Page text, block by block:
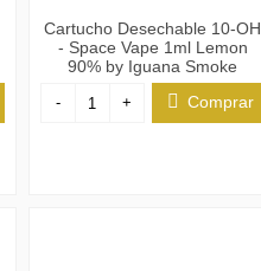
Cartucho Desechable 10-OH
- Space Vape 1ml Lemon
90% by Iguana Smoke
- + Comprar